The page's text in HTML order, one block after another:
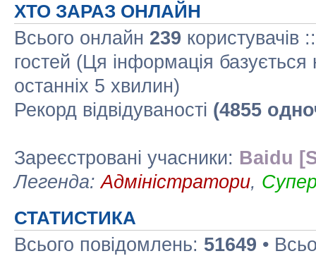
ХТО ЗАРАЗ ОНЛАЙН
Всього онлайн 239 користувачів
гостей (Ця інформація базується
останніх 5 хвилин)
Рекорд відвідуваності (4855
Зареєстровані учасники: Baidu
Легенда:Адміністратори,
СТАТИСТИКА
Всього повідомлень: 51649 •